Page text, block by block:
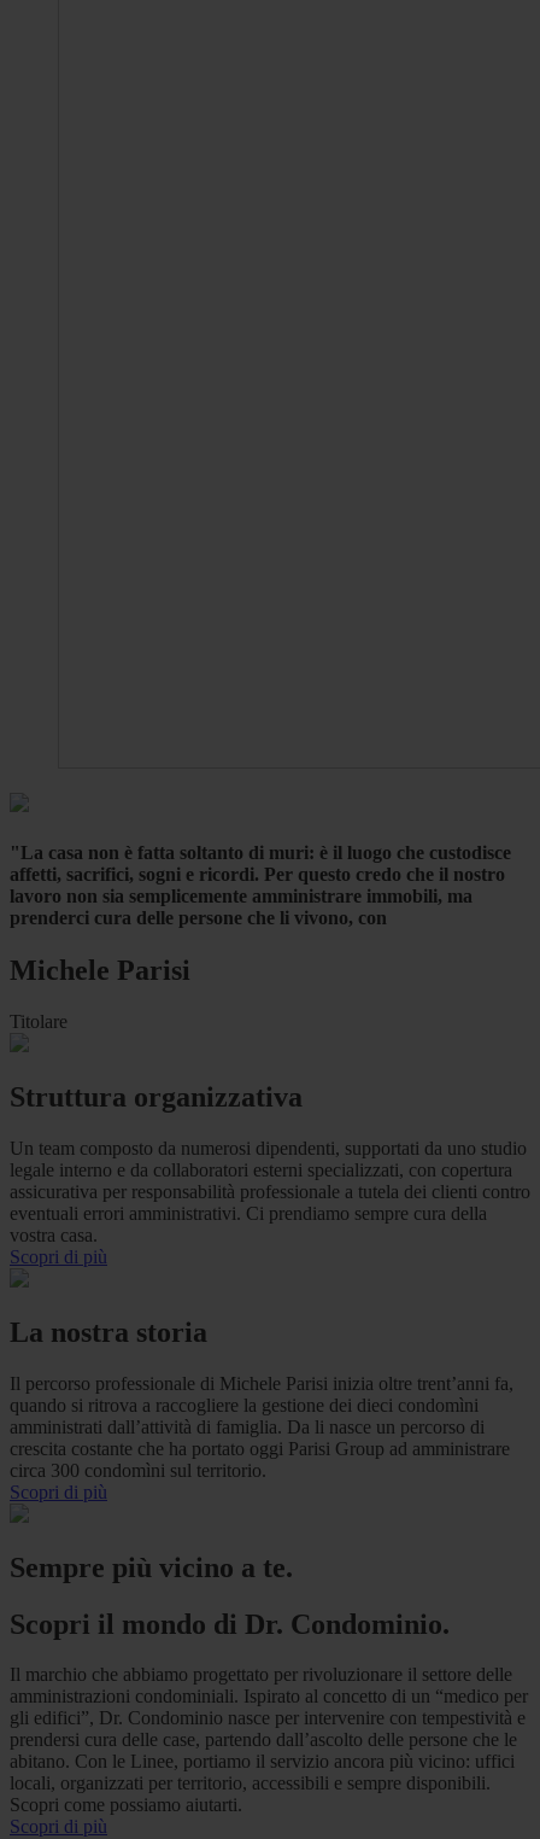
"La casa non è fatta soltanto di muri: è il luogo che custodisce
affetti, sacrifici, sogni e ricordi. Per questo credo che il nostro
lavoro non sia semplicemente amministrare immobili, ma
prenderci cura delle persone che li vivono, con
Michele Parisi
Titolare
Struttura organizzativa
Un team composto da numerosi dipendenti, supportati da uno studio
legale interno e da collaboratori esterni specializzati, con copertura
assicurativa per responsabilità professionale a tutela dei clienti contro
eventuali errori amministrativi. Ci prendiamo sempre cura della
vostra casa.
Scopri di più
La nostra storia
Il percorso professionale di Michele Parisi inizia oltre trent’anni fa,
quando si ritrova a raccogliere la gestione dei dieci condomìni
amministrati dall’attività di famiglia. Da li nasce un percorso di
crescita costante che ha portato oggi Parisi Group ad amministrare
circa 300 condomìni sul territorio.
Scopri di più
Sempre più vicino a te.
Scopri il mondo di Dr. Condominio.
Il marchio che abbiamo progettato per rivoluzionare il settore delle
amministrazioni condominiali. Ispirato al concetto di un “medico per
gli edifici”, Dr. Condominio nasce per intervenire con tempestività e
prendersi cura delle case, partendo dall’ascolto delle persone che le
abitano. Con le Linee, portiamo il servizio ancora più vicino: uffici
locali, organizzati per territorio, accessibili e sempre disponibili.
Scopri come possiamo aiutarti.
Scopri di più